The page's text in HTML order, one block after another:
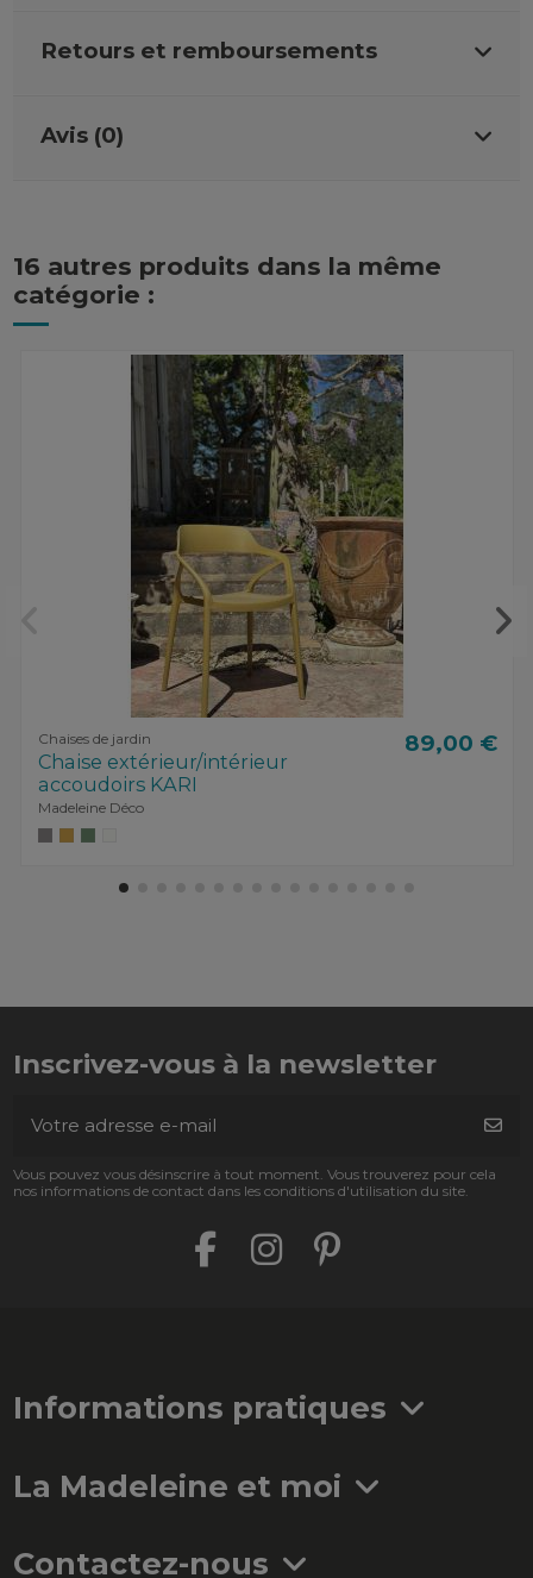
Retours et remboursements
Avis (0)
16 autres produits dans la même
catégorie :
Chaises de jardin
Chaise extérieur/intérieur
accoudoirs KARI
Madeleine Déco
89,00 €
Inscrivez-vous à la newsletter
Vous pouvez vous désinscrire à tout moment. Vous trouverez pour cela
nos informations de contact dans les conditions d'utilisation du site.
Informations pratiques
La Madeleine et moi
Contactez-nous